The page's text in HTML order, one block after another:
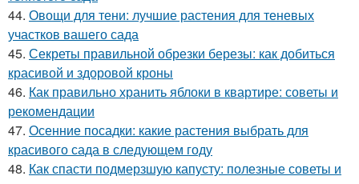
44. Овощи для тени: лучшие растения для теневых
участков вашего сада
45. Секреты правильной обрезки березы: как добиться
красивой и здоровой кроны
46. Как правильно хранить яблоки в квартире: советы и
рекомендации
47. Осенние посадки: какие растения выбрать для
красивого сада в следующем году
48. Как спасти подмерзшую капусту: полезные советы и